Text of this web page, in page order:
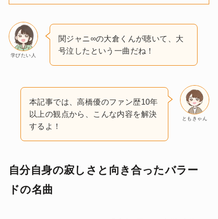
学びたい人
関ジャニ∞の大倉くんが聴いて、大
号泣したという一曲だね！
ともきゃん
本記事では、高橋優のファン歴10年
以上の観点から、こんな内容を解決
するよ！
自分自身の寂しさと向き合ったバラー
ドの名曲